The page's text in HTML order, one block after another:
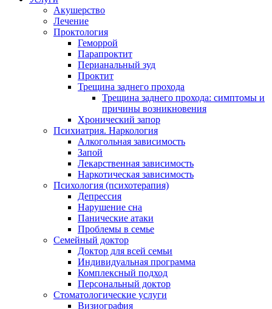
Акушерство
Лечение
Проктология
Геморрой
Парапроктит
Перианальный зуд
Проктит
Трещина заднего прохода
Трещина заднего прохода: симптомы и
причины возникновения
Хронический запор
Психиатрия. Наркология
Алкогольная зависимость
Запой
Лекарственная зависимость
Наркотическая зависимость
Психология (психотерапия)
Депрессия
Нарушение сна
Панические атаки
Проблемы в семье
Семейный доктор
Доктор для всей семьи
Индивидуальная программа
Комплексный подход
Персональный доктор
Стоматологические услуги
Визиография